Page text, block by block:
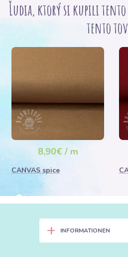
Ľudia, ktorý si kupili
tento
8,90€ / m
CANVAS spice
+ INFORMATIONEN